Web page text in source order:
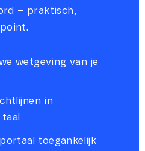
– praktisch,
wetgeving van je
in
toegankelijk